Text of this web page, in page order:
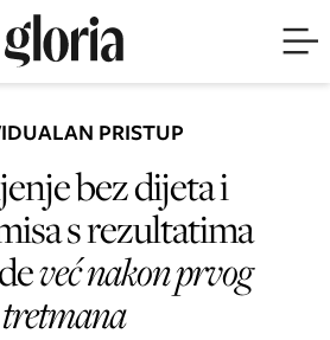
PRISTUP
bez dijeta i
s rezultatima
već nakon prvog
tretmana